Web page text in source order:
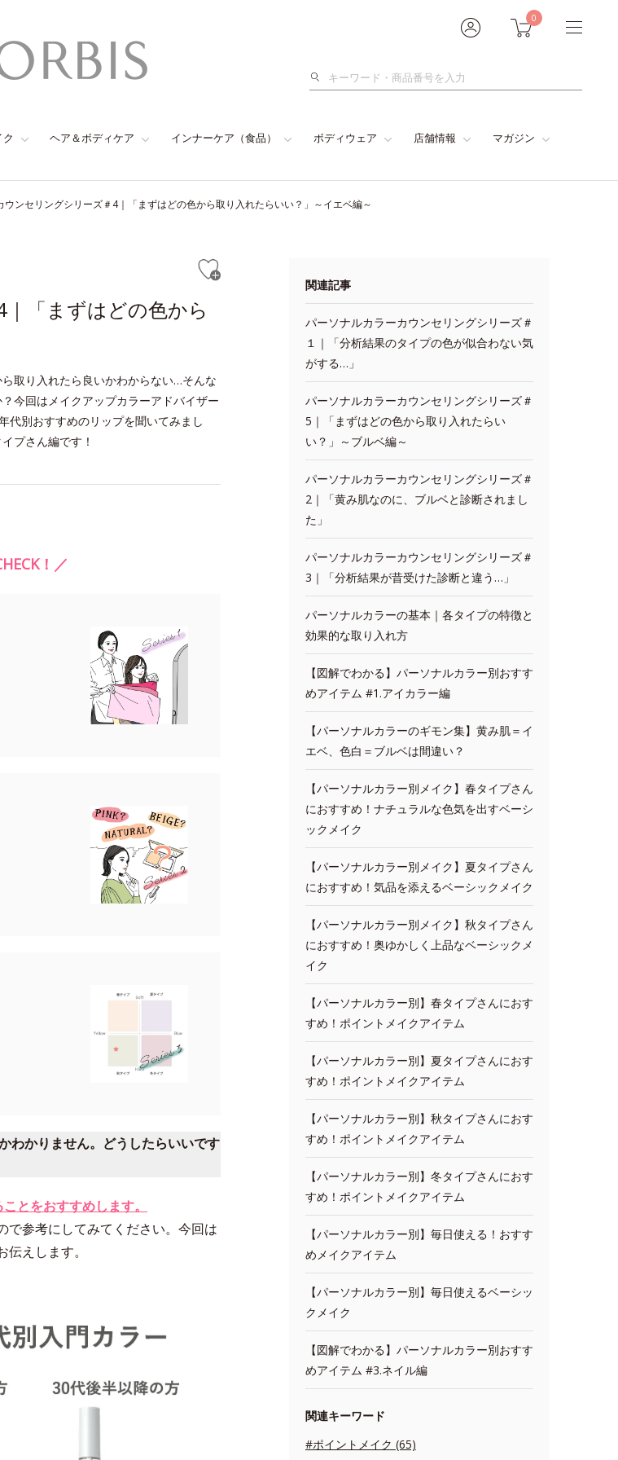
0
検
ク ヘア＆ボディケア インナーケア（食品） ボディウェア 店舗情報 マガジン
ウンセリングシリーズ＃4｜「まずはどの色から取り入れたらいい？」～イエベ編～
「まずはどの色から
取り入れたら良いかわからない…そんな
今回はメイクアップカラーアドバイザー
代別おすすめのリップを聞いてみまし
プさん編です！
！／
わかりません。どうしたらいいです
とをおすすめします。
で参考にしてみてください。今回は
えします。
関連記事
パーソナルカラーカウンセリングシリーズ＃
１｜「分析結果のタイプの色が似合わない気
がする…」
パーソナルカラーカウンセリングシリーズ＃
5｜「まずはどの色から取り入れたらい
い？」～ブルベ編～
パーソナルカラーカウンセリングシリーズ＃
2｜「黄み肌なのに、ブルベと診断されまし
た」
パーソナルカラーカウンセリングシリーズ＃
3｜「分析結果が昔受けた診断と違う…」
パーソナルカラーの基本｜各タイプの特徴と
効果的な取り入れ方
【図解でわかる】パーソナルカラー別おすす
めアイテム #1.アイカラー編
【パーソナルカラーのギモン集】黄み肌＝イ
エベ、色白＝ブルベは間違い？
【パーソナルカラー別メイク】春タイプさん
におすすめ！ナチュラルな色気を出すベーシ
ックメイク
【パーソナルカラー別メイク】夏タイプさん
におすすめ！気品を添えるベーシックメイク
【パーソナルカラー別メイク】秋タイプさん
におすすめ！奥ゆかしく上品なベーシックメ
イク
【パーソナルカラー別】春タイプさんにおす
すめ！ポイントメイクアイテム
【パーソナルカラー別】夏タイプさんにおす
すめ！ポイントメイクアイテム
【パーソナルカラー別】秋タイプさんにおす
すめ！ポイントメイクアイテム
【パーソナルカラー別】冬タイプさんにおす
すめ！ポイントメイクアイテム
【パーソナルカラー別】毎日使える！おすす
めメイクアイテム
【パーソナルカラー別】毎日使えるベーシッ
クメイク
【図解でわかる】パーソナルカラー別おすす
めアイテム #3.ネイル編
関連キーワード
#ポイントメイク (65)